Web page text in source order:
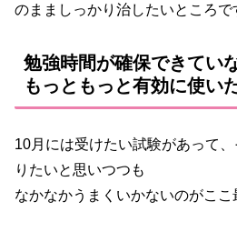
のまましっかり治したいところで
勉強時間が確保できてい
もっともっと有効に使い
10月には受けたい試験があって
りたいと思いつつも
なかなかうまくいかないのがここ